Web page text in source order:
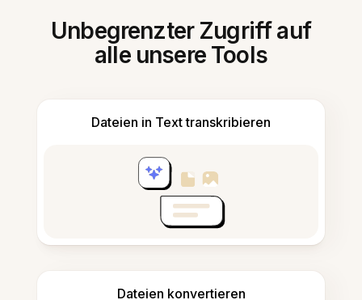
Unbegrenzter Zugriff auf
alle unsere Tools
Dateien in Text transkribieren
Dateien konvertieren